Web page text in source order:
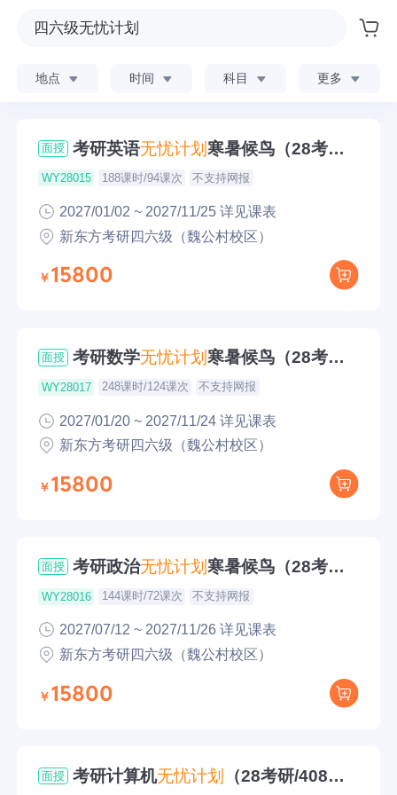
地点 时间 科目 更多
面授 考研英语无忧计划寒暑候鸟（28考
研）
WY28015 188课时/94课次 不支持网报
2027/01/02 ~ 2027/11/25 详见课表
新东方考研四六级（魏公村校区）
15800
面授 考研数学无忧计划寒暑候鸟（28考
研）
WY28017 248课时/124课次 不支持网报
2027/01/20 ~ 2027/11/24 详见课表
新东方考研四六级（魏公村校区）
15800
面授 考研政治无忧计划寒暑候鸟（28考
研）
WY28016 144课时/72课次 不支持网报
2027/07/12 ~ 2027/11/26 详见课表
新东方考研四六级（魏公村校区）
15800
面授 考研计算机无忧计划
（28考研/408计